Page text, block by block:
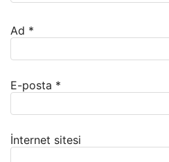
Ad *
E-posta *
İnternet sitesi